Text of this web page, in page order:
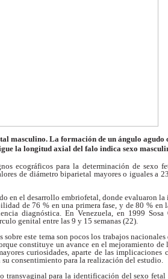
masculino. La formación de un ángulo agudo
la longitud axial del falo indica sexo
ecográficos para la determinación de sexo
dediámetro biparietal mayores o iguales a
en el desarrollo embriofetal, donde evaluaronla
de76 % en una primera fase, y de 80 % en
diagnóstica. En Venezuela, en 1999
genital entre las 9 y 15 semanas (22).
sobre este tema son pocos los trabajos nacionales
constituye un avance en el mejoramiento de
curiosidades,aparte de las
consentimiento para la realización del estudio.
transvaginal para la identificación del sexo